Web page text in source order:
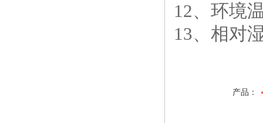
12、环境
13、相对
产品：